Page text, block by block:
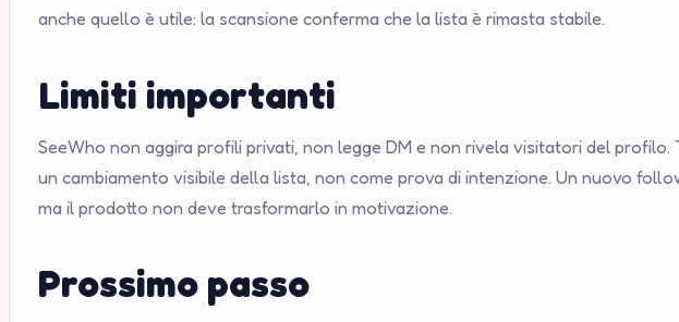
anche quello è utile: la scansione conferma che la lista è rimasta stabile.
Limiti importanti
SeeWho non aggira profili privati, non legge DM e non rivela visitatori del
un cambiamento visibile della lista, non come prova di intenzione. Un nuovo
ma il prodotto non deve trasformarlo in motivazione.
Prossimo passo